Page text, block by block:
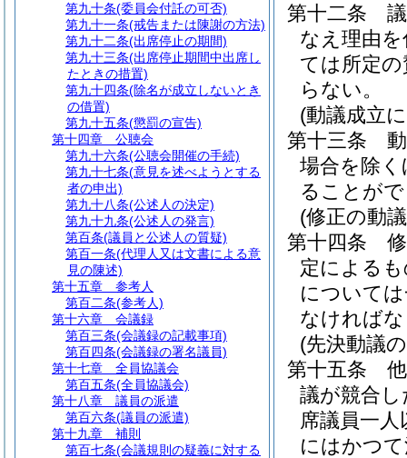
第十二条
なえ理由
ては所定
らない。
(動議成立
第十三条
場合を除
ることが
(修正の動
第十四条
定による
について
なければ
(先決動議
第十五条
議が競合
席議員一
にはかつ
第九十条(委員会付託の可否)
第九十一条(戒告または陳謝の方法)
第九十二条(出席停止の期間)
第九十三条(出席停止期間中出席し
たときの措置)
第九十四条(除名が成立しないとき
の借置)
第九十五条(懲罰の宣告)
第十四章
公聴会
第九十六条(公聴会開催の手続)
第九十七条(意見を述べようとする
者の申出)
第九十八条(公述人の決定)
第九十九条(公述人の発言)
第百条(議員と公述人の質疑)
第百一条(代理人又は文書による意
見の陳述)
第十五章
参考人
第百二条(参考人)
第十六章
会議録
第百三条(会議録の記載事項)
第百四条(会議録の署名議員)
第十七章
全員協議会
第百五条(全員協議会)
第十八章
議員の派遣
第百六条(議員の派遣)
第十九章
補則
第百七条(会議規則の疑義に対する